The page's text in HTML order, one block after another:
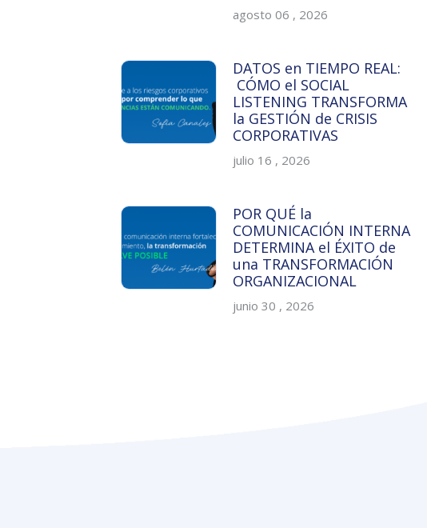
agosto 06 , 2026
DATOS en TIEMPO REAL:
CÓMO el SOCIAL
LISTENING TRANSFORMA
la GESTIÓN de CRISIS
CORPORATIVAS
julio 16 , 2026
POR QUÉ la
COMUNICACIÓN INTERNA
DETERMINA el ÉXITO de
una TRANSFORMACIÓN
ORGANIZACIONAL
junio 30 , 2026